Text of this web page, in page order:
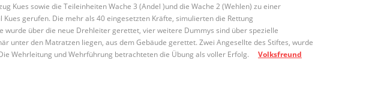
Kues sowie die Teileinheiten Wache 3 (Andel )und die Wache 2 (Wehlen) zu einer
gerufen. Die mehr als 40 eingesetzten Kräfte, simulierten die Rettung
wurde über die neue Drehleiter gerettet, vier weitere Dummys sind über spezielle
unter den Matratzen liegen, aus dem Gebäude gerettet. Zwei Angesellte des Stiftes, wurde
Wehrleitung und Wehrführung betrachteten die Übung als voller Erfolg. Volksfreund